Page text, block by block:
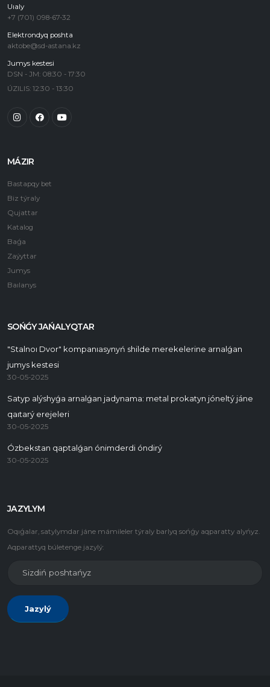
Uıaly
+7 (701) 098-67-32
Elektrondyq poshta
aktobe@sd-astana.kz
Jumys kestesi
DSN - JM: 08:30 - 17:30
ÚZILIS: 12:30 - 13:30
MÁZIR
Bastapqy bet
Biz týraly
Qujattar
Katalog
Baǵa
Zaýyttar
Jumys
Baılanys
SOŃǴY JAŃALYQTAR
"Stalnoı Dvor" kompanıasynyń shilde merekelerine arnalǵan
jumys kestesi
30-05-2025
Satyp alýshyǵa arnalǵan jadynama: metal prokatyn jóneltý jáne
qaıtarý erejeleri
30-05-2025
Ózbekstan qaptalǵan ónimderdi óndirý
30-05-2025
JAZYLYM
Oqıǵalar, satylymdar jáne mámileler týraly barlyq sońǵy aqparatty alyńyz.
Aqparattyq búletenge jazylý:
Jazylý